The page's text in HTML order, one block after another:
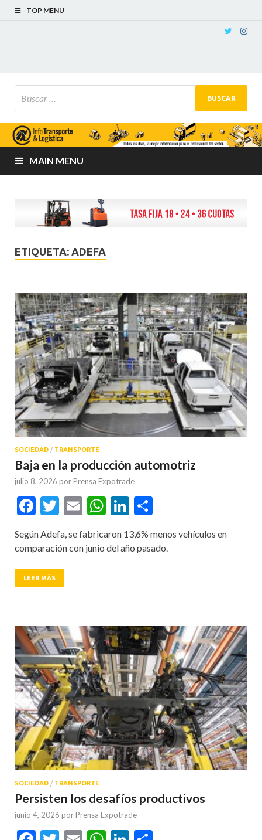
TOP MENU
MAIN MENU
ETIQUETA: ADEFA
SOCIEDAD / TRANSPORTE
Baja en la producción automotriz
julio 8, 2026 por Prensa Expotrade
Facebook
Twitter
EmailWhatsApp
LinkedIn
Según Adefa, se fabricaron 13,6% menos vehículos en
comparación con junio del año pasado.
LEER MÁS
SOCIEDAD / TRANSPORTE
Persisten los desafíos productivos
junio 4, 2026 por Prensa Expotrade